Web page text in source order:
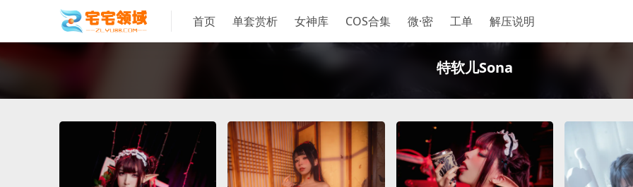
首页 单套赏析 女神库 COS合集 微·密 工单 解压说明
特软儿Sona